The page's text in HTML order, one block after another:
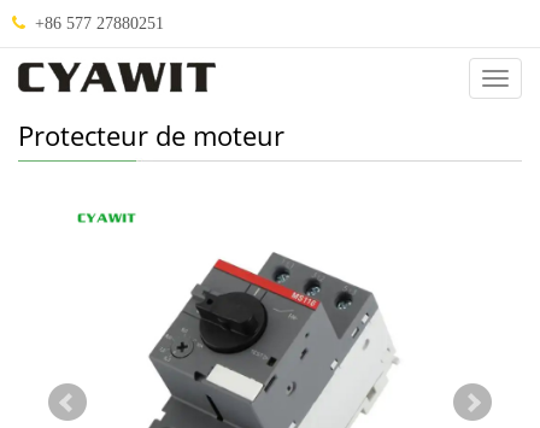
+86 577 27880251
Protecteur de moteur